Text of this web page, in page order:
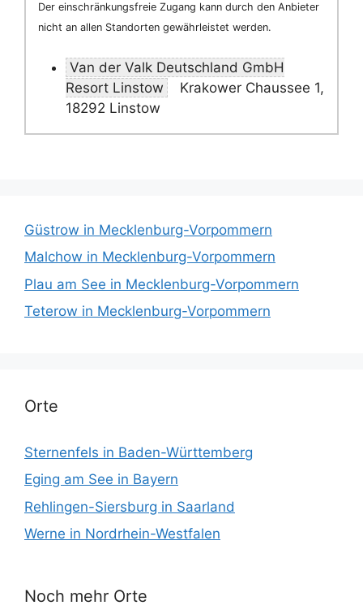
Der einschränkungsfreie Zugang kann durch den Anbieter
nicht an allen Standorten gewährleistet werden.
Van der Valk Deutschland GmbH
Resort Linstow
Krakower Chaussee 1,
18292 Linstow
Güstrow in Mecklenburg-Vorpommern
Malchow in Mecklenburg-Vorpommern
Plau am See in Mecklenburg-Vorpommern
Teterow in Mecklenburg-Vorpommern
Orte
Sternenfels in Baden-Württemberg
Eging am See in Bayern
Rehlingen-Siersburg in Saarland
Werne in Nordrhein-Westfalen
Noch mehr Orte